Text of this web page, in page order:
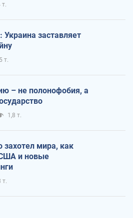
т.
Украина заставляет
т.
– не полонофобия, а
1,8 т.
мира, как
и новые
т.